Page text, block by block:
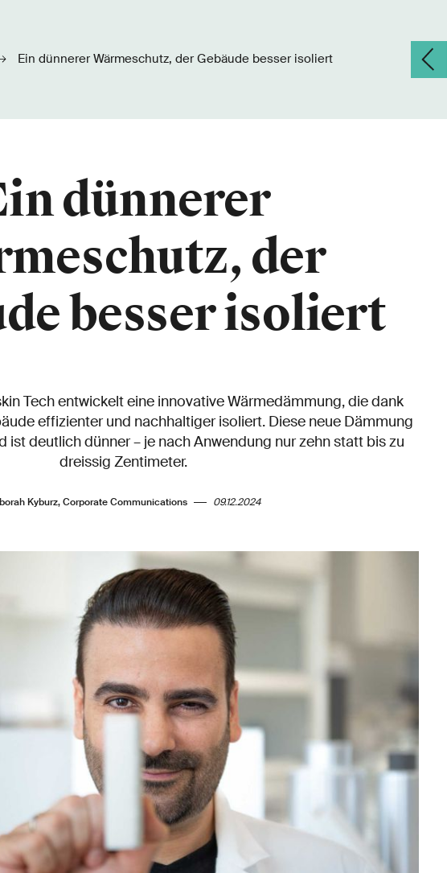
Ein dünnerer Wärmeschutz, der Gebäude besser isoliert
dünnerer
der
besser isoliert
Tech entwickelt eine innovative Wärmedämmung, die dank
effizienter und nachhaltiger isoliert. Diese neue Dämmung
ist deutlich dünner – je nach Anwendung nur zehn statt bis zu
dreissig Zentimeter.
Kyburz, Corporate Communications 09.12.2024